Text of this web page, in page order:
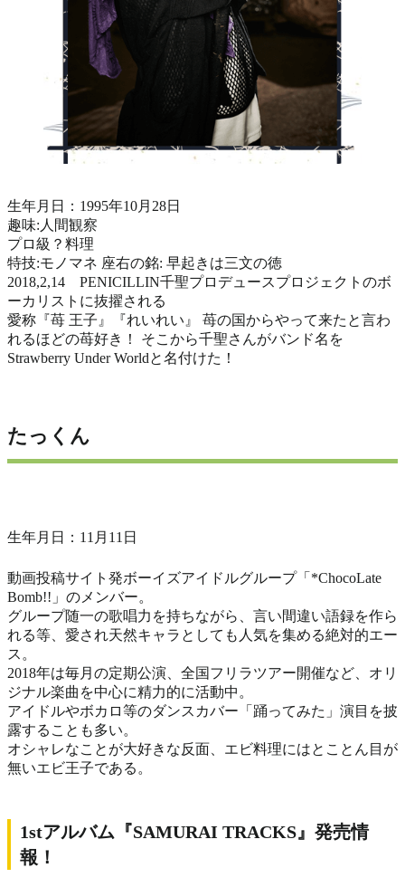
生年月日：1995年10月28日
趣味:人間観察
プロ級？料理
特技:モノマネ 座右の銘: 早起きは三文の徳
2018,2,14 PENICILLIN千聖プロデュースプロジェクトのボ
ーカリストに抜擢される
愛称『苺 王子』『れいれい』 苺の国からやって来たと言わ
れるほどの苺好き！ そこから千聖さんがバンド名を
Strawberry Under Worldと名付けた！
たっくん
生年月日：11月11日
動画投稿サイト発ボーイズアイドルグループ「*ChocoLate
Bomb!!」のメンバー。
グループ随一の歌唱力を持ちながら、言い間違い語録を作ら
れる等、愛され天然キャラとしても人気を集める絶対的エー
ス。
2018年は毎月の定期公演、全国フリラツアー開催など、オリ
ジナル楽曲を中心に精力的に活動中。
アイドルやボカロ等のダンスカバー「踊ってみた」演目を披
露することも多い。
オシャレなことが大好きな反面、エビ料理にはとことん目が
無いエビ王子である。
1stアルバム『SAMURAI TRACKS』発売情
報！